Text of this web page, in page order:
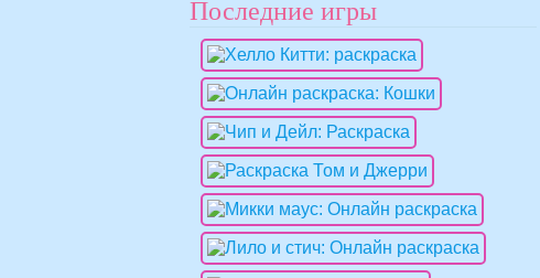
Последние игры